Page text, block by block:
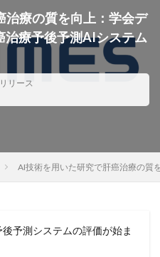
療の質を向上：学会デ
治療予後予測AIシステム
リース
AI技術を用いた研究で肝癌治療の質
予測システムの評価が始ま